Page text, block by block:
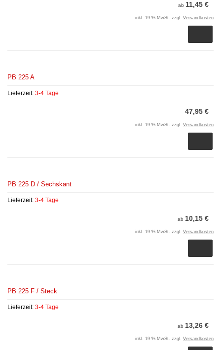
ab 11,45 €
inkl. 19 % MwSt. zzgl. Versandkosten
PB 225 A
Lieferzeit: 3-4 Tage
47,95 €
inkl. 19 % MwSt. zzgl. Versandkosten
PB 225 D / Sechskant
Lieferzeit: 3-4 Tage
ab 10,15 €
inkl. 19 % MwSt. zzgl. Versandkosten
PB 225 F / Steck
Lieferzeit: 3-4 Tage
ab 13,26 €
inkl. 19 % MwSt. zzgl. Versandkosten